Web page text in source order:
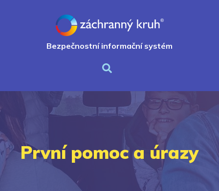
Bezpečnostní informační systém
První pomoc a úrazy